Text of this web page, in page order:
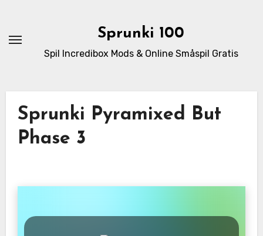
content
Sprunki 100
Spil Incredibox Mods & Online Småspil Gratis
Sprunki Pyramixed But
Phase 3